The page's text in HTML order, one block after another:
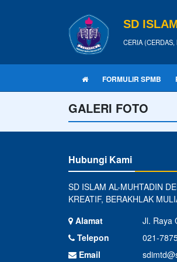
SD
CERIA (CERDAS,
FORMULIR SPMB
GALERI FOTO
Hubungi Kami
SD ISLAM AL-MUHTADIN
KREATIF, BERAKHLAK
Alamat
Jl. Raya
Telepon
021-
Email